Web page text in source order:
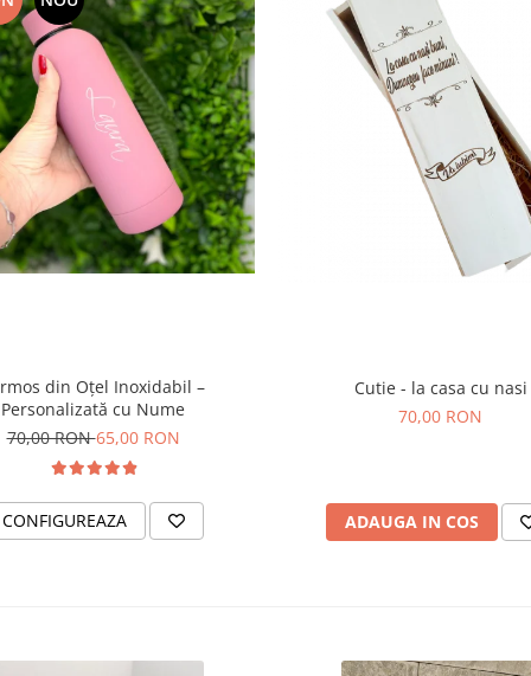
din Oțel Inoxidabil –
Personalizată cu Nume
70,00 RON65,00 RON
CONFIGUREAZA
Cutie - la casa cu nasi
70,00 RON
ADAUGA IN COS